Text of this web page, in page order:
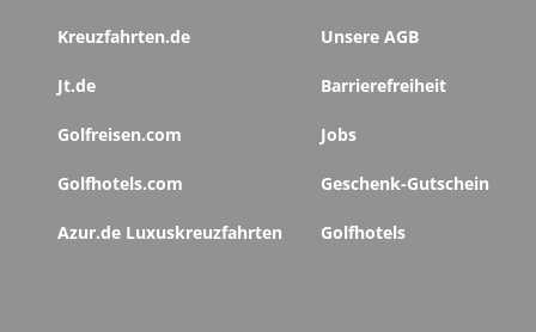
Kreuzfahrten.de
Jt.de
Golfreisen.com
Golfhotels.com
Azur.de Luxuskreuzfahrten
Unsere AGB
Barrierefreiheit
Jobs
Geschenk-Gutschein
Golfhotels